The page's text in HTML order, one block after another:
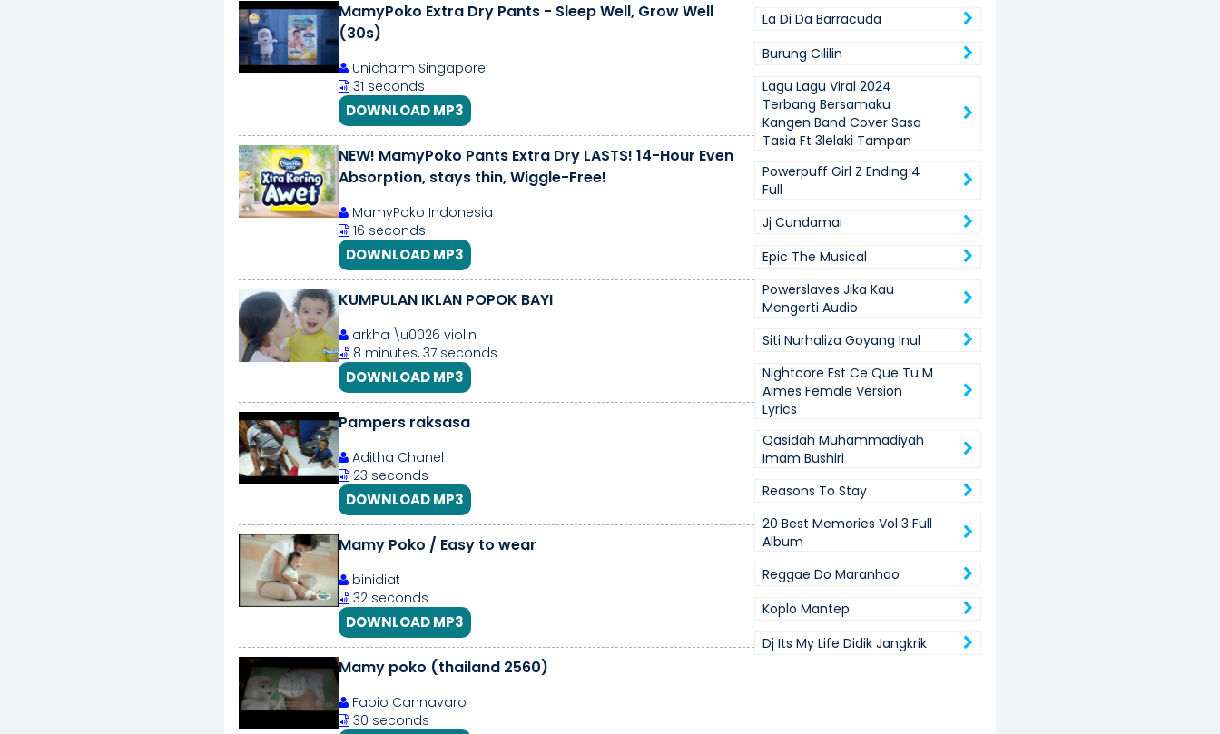
MamyPoko Extra Dry Pants - Sleep Well, Grow Well
(30s)
Unicharm Singapore
31 seconds
DOWNLOAD MP3
NEW! MamyPoko Pants Extra Dry LASTS! 14-Hour Even
Absorption, stays thin, Wiggle-Free!
MamyPoko Indonesia
16 seconds
DOWNLOAD MP3
KUMPULAN IKLAN POPOK BAYI
arkha \u0026 violin
8 minutes, 37 seconds
DOWNLOAD MP3
Pampers raksasa
Aditha Chanel
23 seconds
DOWNLOAD MP3
Mamy Poko / Easy to wear
binidiat
32 seconds
DOWNLOAD MP3
Mamy poko (thailand 2560)
Fabio Cannavaro
30 seconds
La Di Da Barracuda
Burung Cililin
Lagu Lagu Viral 2024
Terbang Bersamaku
Kangen Band Cover Sasa
Tasia Ft 3lelaki Tampan
Powerpuff Girl Z Ending 4
Full
Jj Cundamai
Epic The Musical
Powerslaves Jika Kau
Mengerti Audio
Siti Nurhaliza Goyang Inul
Nightcore Est Ce Que Tu M
Aimes Female Version
Lyrics
Qasidah Muhammadiyah
Imam Bushiri
Reasons To Stay
20 Best Memories Vol 3 Full
Album
Reggae Do Maranhao
Koplo Mantep
Dj Its My Life Didik Jangkrik